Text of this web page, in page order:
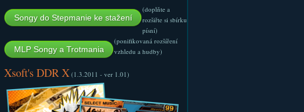
Songy do Stepmanie ke stažení
(doplňte a
rozšiřte si sbírku
písní)
MLP Songy a Trotmania
(ponifikovaná rozšíření
vzhledu a hudby)
Xsoft's DDR X(1.3.2011 - ver 1.01)